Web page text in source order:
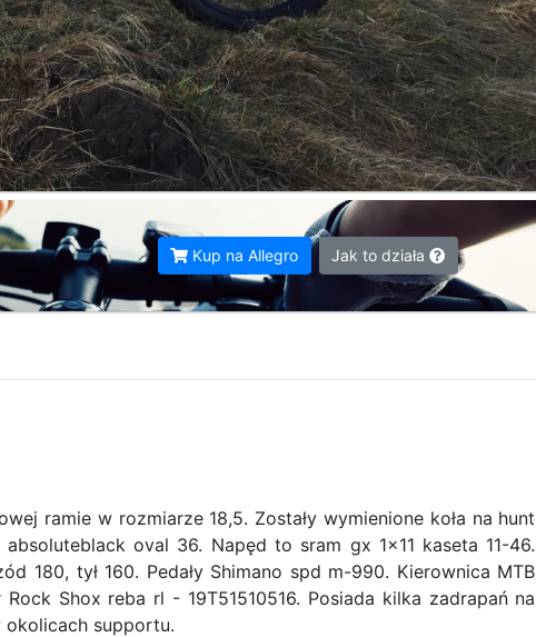
Kup na Allegro Jak to działa
ramie w rozmiarze 18,5. Zostały wymienione koła na hunt
oval 36. Napęd to sram gx 1x11 kaseta 11-46.
180, tył 160. Pedały Shimano spd m-990. Kierownica MTB
Shox reba rl - 19T51510516. Posiada kilka zadrapań na
supportu.